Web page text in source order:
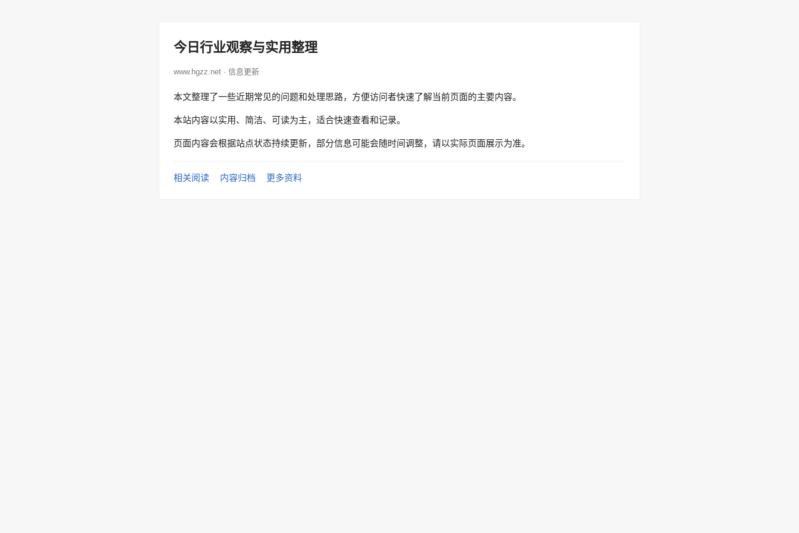
今日行业观察与实用整理
www.hgzz.net · 信息更新
本文整理了一些近期常见的问题和处理思路，方便访问者快速了解当前页面的主要内容。
本站内容以实用、简洁、可读为主，适合快速查看和记录。
页面内容会根据站点状态持续更新，部分信息可能会随时间调整，请以实际页面展示为准。
相关阅读 内容归档 更多资料